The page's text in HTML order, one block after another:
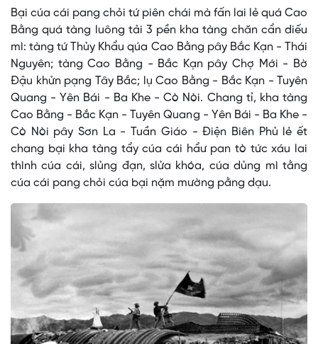
Bại cúa cái pang chỏi tứ piên chái mà fấn lai lẻ quá Cao
Bằng quá tàng luông tải 3 pền kha tàng chăn cẩn diếu
mì: tàng tứ Thủy Khẩu qúa Cao Bằng pây Bắc Kạn - Thái
Nguyên; tàng Cao Bằng - Bắc Kạn pây Chợ Mới - Bờ
Đậu khửn pạng Tây Bắc; lụ Cao Bằng - Bắc Kạn - Tuyên
Quang - Yên Bái - Ba Khe - Cò Nòi. Chang tỉ, kha tàng
Cao Bằng - Bắc Kạn - Tuyên Quang - Yên Bái - Ba Khe -
Cò Nòi pây Sơn La - Tuần Giáo - Điện Biên Phủ lẻ ết
chang bại kha tàng tẩy cúa cái hẩư pan tò tức xáu lai
thình cúa cái, slủng đạn, slửa khóa, cúa dủng mì tằng
cúa cái pang chỏi cúa bại nặm mường pằng dạu.